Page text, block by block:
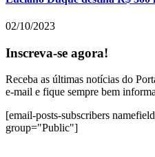
02/10/2023
Inscreva-se agora!
Receba as últimas notícias do
e-mail e fique sempre bem
[email-posts-subscribers
group="Public"]